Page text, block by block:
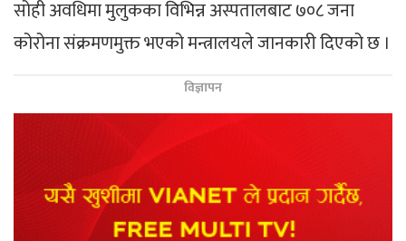
सोही अवधिमा मुलुकका विभिन्न अस्पतालबाट ७०८ जना
कोरोना संक्रमणमुक्त भएको मन्त्रालयले जानकारी दिएको छ ।
विज्ञापन